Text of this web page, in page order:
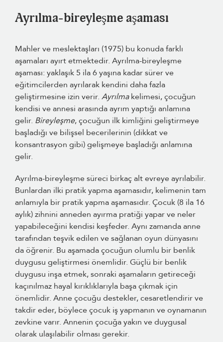
Ayrılma-bireyleşme aşaması
Mahler ve meslektaşları (1975) bu konuda farklı
aşamaları ayırt etmektedir. Ayrılma-bireyleşme
aşaması: yaklaşık 5 ila 6 yaşına kadar sürer ve
eğitimcilerden ayrılarak kendini daha fazla
geliştirmesine izin verir. Ayrılmakelimesi, çocuğun
kendisi ve annesi arasında ayrım yaptığı anlamına
gelir. Bireyleşme, çocuğun ilk kimliğini geliştirmeye
başladığı ve bilişsel becerilerinin (dikkat ve
konsantrasyon gibi) gelişmeye başladığı anlamına
gelir.
Ayrılma-bireyleşme süreci birkaç alt evreye ayrılabilir.
Bunlardan ilki pratik yapma aşamasıdır, kelimenin tam
anlamıyla bir pratik yapma aşamasıdır. Çocuk (8 ila 16
aylık) zihnini anneden ayırma pratiği yapar ve neler
yapabileceğini kendisi keşfeder. Aynı zamanda anne
tarafından teşvik edilen ve sağlanan oyun dünyasını
da öğrenir. Bu aşamada çocuğun olumlu bir benlik
duygusu geliştirmesi önemlidir. Güçlü bir benlik
duygusu inşa etmek, sonraki aşamaların getireceği
kaçınılmaz hayal kırıklıklarıyla başa çıkmak için
önemlidir. Anne çocuğu destekler, cesaretlendirir ve
takdir eder, böylece çocuk iş yapmanın ve oynamanın
zevkine varır. Annenin çocuğa yakın ve duygusal
olarak ulaşılabilir olması gerekir.